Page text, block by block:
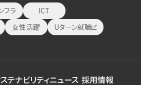
フラ
ICT
女性活躍 Uターン就職
テナビリティニュース 採用情報